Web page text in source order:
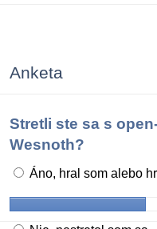
Anketa
Stretli ste sa s
Wesnoth?
Áno, hral som alebo